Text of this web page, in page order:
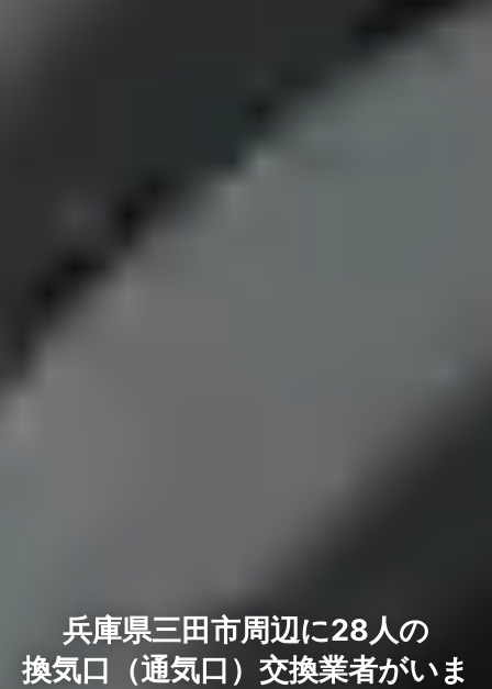
兵庫県三田市周辺に28人の
換気口（通気口）交換業者がいま